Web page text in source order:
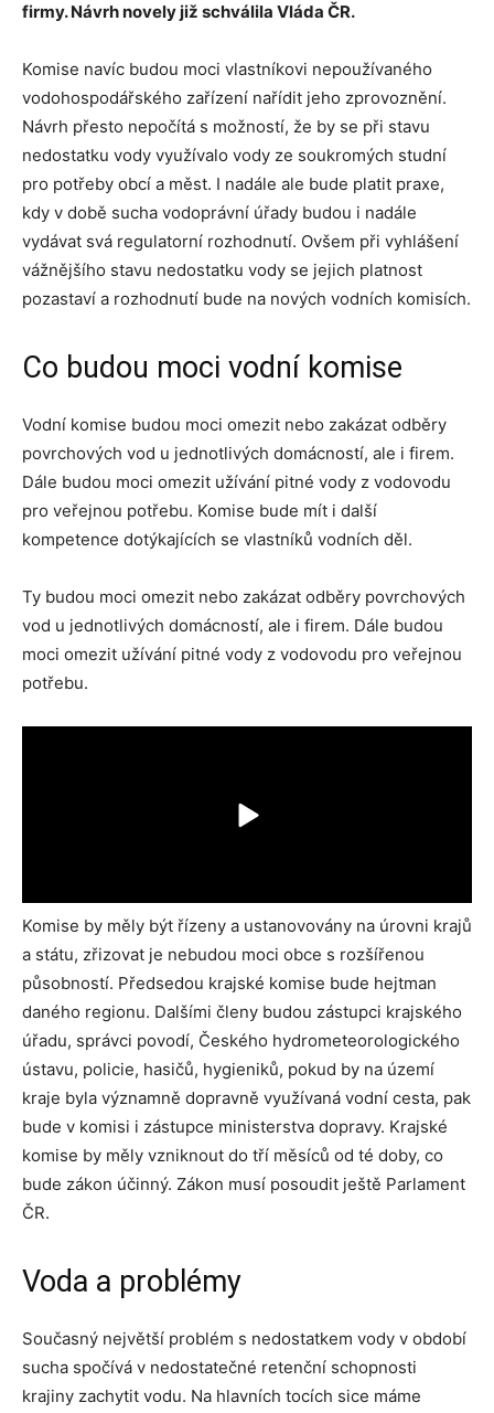
firmy. Návrh novely již schválila Vláda ČR.
Komise navíc budou moci vlastníkovi nepoužívaného
vodohospodářského zařízení nařídit jeho zprovoznění.
Návrh přesto nepočítá s možností, že by se při stavu
nedostatku vody využívalo vody ze soukromých studní
pro potřeby obcí a měst. I nadále ale bude platit praxe,
kdy v době sucha vodoprávní úřady budou i nadále
vydávat svá regulatorní rozhodnutí. Ovšem při vyhlášení
vážnějšího stavu nedostatku vody se jejich platnost
pozastaví a rozhodnutí bude na nových vodních komisích.
Co budou moci vodní komise
Vodní komise budou moci omezit nebo zakázat odběry
povrchových vod u jednotlivých domácností, ale i firem.
Dále budou moci omezit užívání pitné vody z vodovodu
pro veřejnou potřebu. Komise bude mít i další
kompetence dotýkajících se vlastníků vodních děl.
Ty budou moci omezit nebo zakázat odběry povrchových
vod u jednotlivých domácností, ale i firem. Dále budou
moci omezit užívání pitné vody z vodovodu pro veřejnou
potřebu.
Komise by měly být řízeny a ustanovovány na úrovni krajů
a státu, zřizovat je nebudou moci obce s rozšířenou
působností. Předsedou krajské komise bude hejtman
daného regionu. Dalšími členy budou zástupci krajského
úřadu, správci povodí, Českého hydrometeorologického
ústavu, policie, hasičů, hygieniků, pokud by na území
kraje byla významně dopravně využívaná vodní cesta, pak
bude v komisi i zástupce ministerstva dopravy. Krajské
komise by měly vzniknout do tří měsíců od té doby, co
bude zákon účinný. Zákon musí posoudit ještě Parlament
ČR.
Voda a problémy
Současný největší problém s nedostatkem vody v období
sucha spočívá v nedostatečné retenční schopnosti
krajiny zachytit vodu. Na hlavních tocích sice máme